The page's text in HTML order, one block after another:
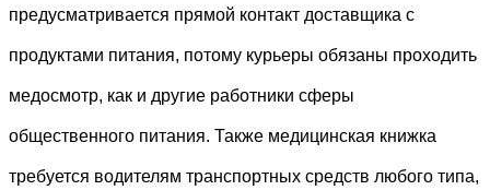
предусматривается прямой контакт доставщика с
продуктами питания, потому курьеры обязаны проходить
медосмотр, как и другие работники сферы
общественного питания. Также медицинская книжка
требуется водителям транспортных средств любого типа,